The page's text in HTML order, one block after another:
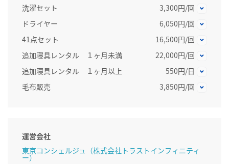
洗濯セット
3,300円/回
ドライヤー
6,050円/回
41点セット
16,500円/回
追加寝具レンタル １ヶ月未満
22,000円/回
追加寝具レンタル １ヶ月以上
550円/日
毛布販売
3,850円/回
運営会社
東京コンシェルジュ（株式会社トラストインフィニティ
ー）